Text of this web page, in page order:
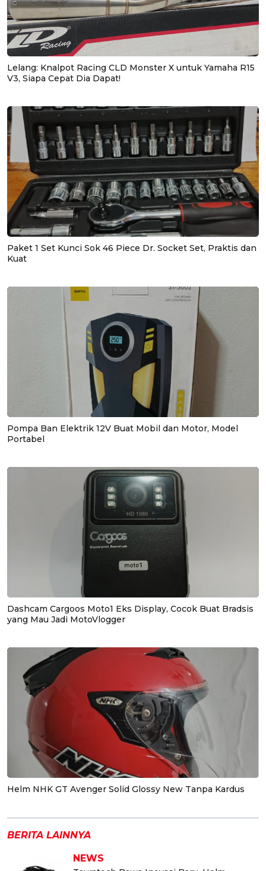
Lelang: Knalpot Racing CLD Monster X untuk Yamaha R15
V3, Siapa Cepat Dia Dapat!
Paket 1 Set Kunci Sok 46 Piece Dr. Socket Set, Praktis dan
Kuat
Pompa Ban Elektrik 12V Buat Mobil dan Motor, Model
Portabel
Dashcam Cargoos Moto1 Eks Display, Cocok Buat Bradsis
yang Mau Jadi MotoVlogger
Helm NHK GT Avenger Solid Glossy New Tanpa Kardus
BERITA LAINNYA
NEWS